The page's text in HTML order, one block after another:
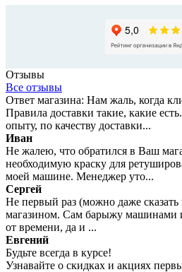
Отзывы
Все отзывы
Ответ магазина: Нам жаль, когда
Правила доставки такие, какие
опыту, по качеству доставки...
Иван
Не жалею, что обратился в Ваш
необходимую краску для
моей машине. Менеджер уто...
Сергей
Не первый раз (можно даже
магазином. Сам барыжу машинами и
от времени, да и ...
Евгений
Будьте всегда в курсе!
Узнавайте о скидках и акциях